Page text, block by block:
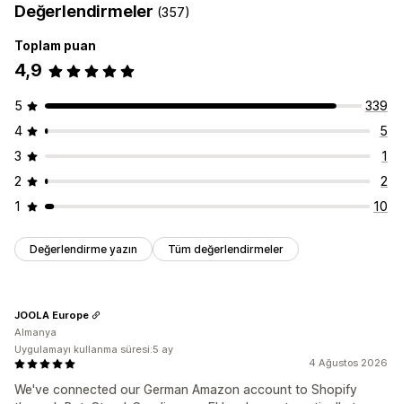
Değerlendirmeler (357)
Toplam puan
4,9
5
339
4
5
3
1
2
2
1
10
Değerlendirme yazın Tüm değerlendirmeler
4 Ağustos 2026
We've connected our German Amazon account to Shopify
JOOLA Europe
Almanya
Uygulamayı kullanma süresi:5 ay